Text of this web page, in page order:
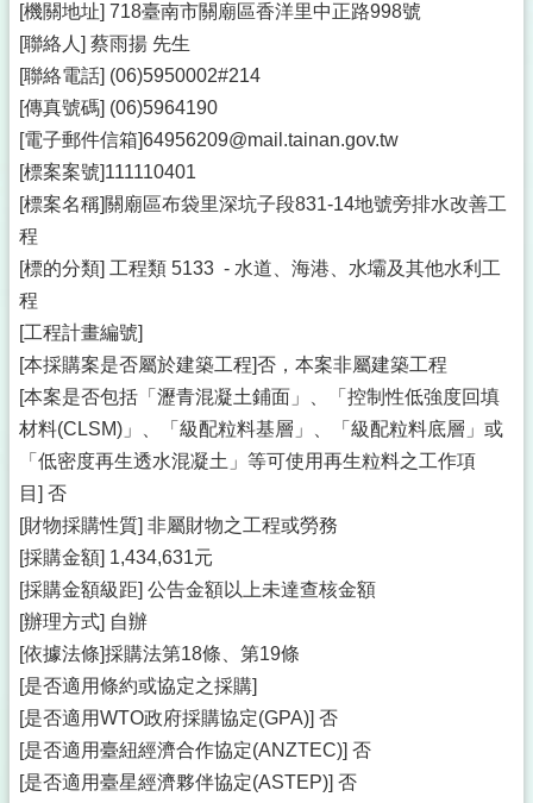
[機關地址] 718臺南市關廟區香洋里中正路998號
[聯絡人] 蔡雨揚 先生
[聯絡電話] (06)5950002#214
[傳真號碼] (06)5964190
[電子郵件信箱]64956209@mail.tainan.gov.tw
[標案案號]111110401
[標案名稱]關廟區布袋里深坑子段831-14地號旁排水改善工
程
[標的分類] 工程類 5133 - 水道、海港、水壩及其他水利工
程
[工程計畫編號]
[本採購案是否屬於建築工程]否，本案非屬建築工程
[本案是否包括「瀝青混凝土鋪面」、「控制性低強度回填
材料(CLSM)」、「級配粒料基層」、「級配粒料底層」或
「低密度再生透水混凝土」等可使用再生粒料之工作項
目] 否
[財物採購性質] 非屬財物之工程或勞務
[採購金額] 1,434,631元
[採購金額級距] 公告金額以上未達查核金額
[辦理方式] 自辦
[依據法條]採購法第18條、第19條
[是否適用條約或協定之採購]
[是否適用WTO政府採購協定(GPA)] 否
[是否適用臺紐經濟合作協定(ANZTEC)] 否
[是否適用臺星經濟夥伴協定(ASTEP)] 否